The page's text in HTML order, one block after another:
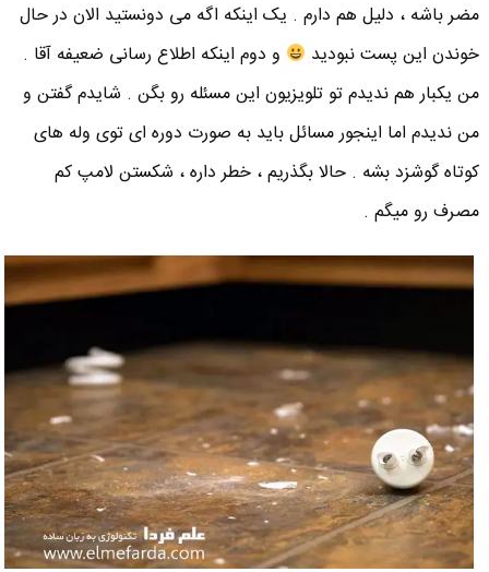
مضر باشه ، دلیل هم دارم . یک اینکه اگه می دونستید الان در حال
خوندن این پست نبودید
و دوم اینکه اطلاع رسانی ضعیفه آقا .
من یکبار هم ندیدم تو تلویزیون این مسئله رو بگن . شایدم گفتن و
من ندیدم اما اینجور مسائل باید به صورت دوره ای توی وله های
کوتاه گوشزد بشه . حالا بگذریم ، خطر داره ، شکستن لامپ کم
مصرف رو میگم .